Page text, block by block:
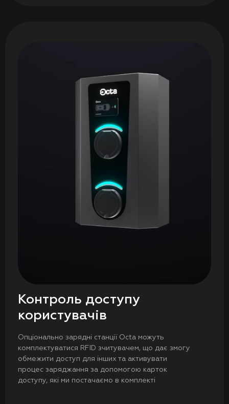
Контроль доступу
користувачів
Опціонально зарядні станції Octa можуть
комплектуватися RFID зчитувачем, що дає змогу
обмежити доступ для інших та активувати
процес заряджання за допомогою карток
доступу, які ми постачаємо в комплекті